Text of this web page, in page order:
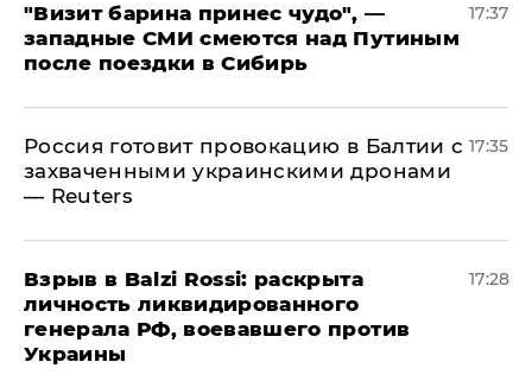
"Визит барина принес чудо", —
западные СМИ смеются над Путиным
после поездки в Сибирь
17:37
​Россия готовит провокацию в Балтии с
захваченными украинскими дронами
— Reuters
17:35
​Взрыв в Balzi Rossi: раскрыта
личность ликвидированного
генерала РФ, воевавшего против
Украины
17:28